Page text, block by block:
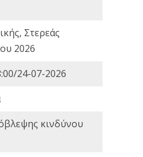
Στερεάς
2026
24-07-2026
κινδύνου